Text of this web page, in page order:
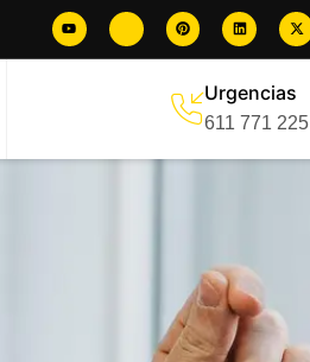
Urgencias
611 771 225